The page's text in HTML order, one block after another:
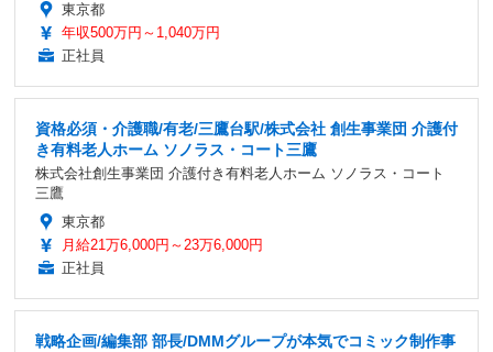
東京都
年収500万円～1,040万円
正社員
資格必須・介護職/有老/三鷹台駅/株式会社 創生事業団 介護付
き有料老人ホーム ソノラス・コート三鷹
株式会社創生事業団 介護付き有料老人ホーム ソノラス・コート
三鷹
東京都
月給21万6,000円～23万6,000円
正社員
戦略企画/編集部 部長/DMMグループが本気でコミック制作事